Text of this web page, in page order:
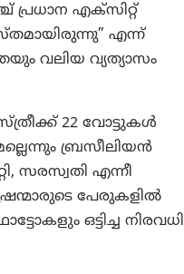
പ്രധാന എക്സിറ്റ്
എന്ന്
വലിയ വ്യത്യാസം
22 വോട്ടുകൾ
ബ്രസീലിയൻ
സരസ്വതി എന്നീ
പേരുകളിൽ
ഒട്ടിച്ച നിരവധി